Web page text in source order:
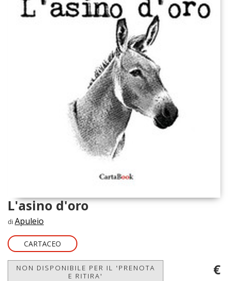
L'asino d'oro
di Apuleio
CARTACEO
NON DISPONIBILE PER IL 'PRENOTA
E RITIRA'
€